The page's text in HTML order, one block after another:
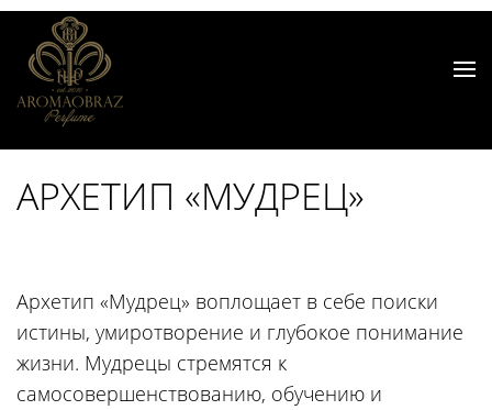
АРХЕТИП «МУДРЕЦ»
Архетип «Мудрец» воплощает в себе поиски
истины, умиротворение и глубокое понимание
жизни. Мудрецы стремятся к
самосовершенствованию, обучению и